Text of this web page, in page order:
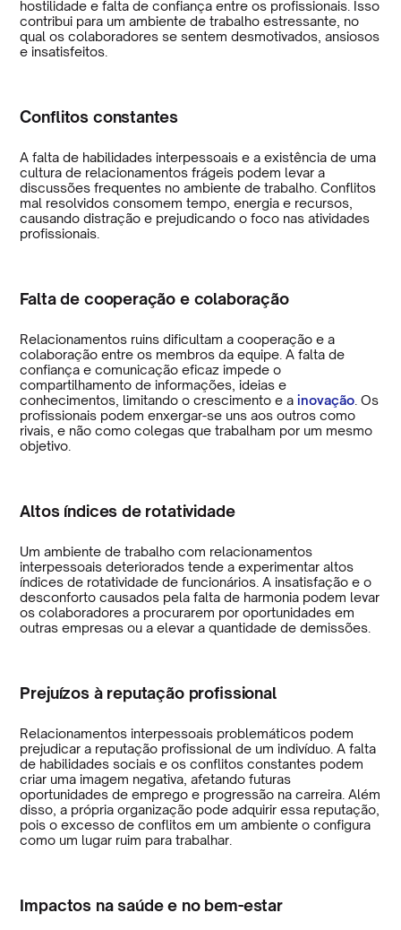
hostilidade e falta de confiança entre os profissionais. Isso
contribui para um ambiente de trabalho estressante, no
qual os colaboradores se sentem desmotivados, ansiosos
e insatisfeitos.
Conflitos constantes
A falta de habilidades interpessoais e a existência de uma
cultura de relacionamentos frágeis podem levar a
discussões frequentes no ambiente de trabalho. Conflitos
mal resolvidos consomem tempo, energia e recursos,
causando distração e prejudicando o foco nas atividades
profissionais.
Falta de cooperação e colaboração
Relacionamentos ruins dificultam a cooperação e a
colaboração entre os membros da equipe. A falta de
confiança e comunicação eficaz impede o
compartilhamento de informações, ideias e
conhecimentos, limitando o crescimento e a inovação . Os
profissionais podem enxergar-se uns aos outros como
rivais, e não como colegas que trabalham por um mesmo
objetivo.
Altos índices de rotatividade
Um ambiente de trabalho com relacionamentos
interpessoais deteriorados tende a experimentar altos
índices de rotatividade de funcionários. A insatisfação e o
desconforto causados pela falta de harmonia podem levar
os colaboradores a procurarem por oportunidades em
outras empresas ou a elevar a quantidade de demissões.
Prejuízos à reputação profissional
Relacionamentos interpessoais problemáticos podem
prejudicar a reputação profissional de um indivíduo. A falta
de habilidades sociais e os conflitos constantes podem
criar uma imagem negativa, afetando futuras
oportunidades de emprego e progressão na carreira. Além
disso, a própria organização pode adquirir essa reputação,
pois o excesso de conflitos em um ambiente o configura
como um lugar ruim para trabalhar.
Impactos na saúde e no bem-estar